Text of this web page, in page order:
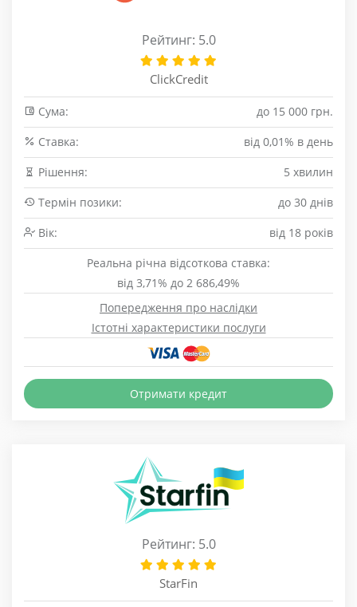
Рейтинг: 5.0
ClickCredit
Сума:
до 15 000 грн.
Cтавка:
від 0,01% в день
Рішення:
5 хвилин
Термін позики:
до 30 днів
Вік:
від 18 років
Реальна річна відсоткова ставка:
від 3,71% до 2 686,49%
Попередження про наслідки
Істотні характеристики послуги
Отримати кредит
Рейтинг: 5.0
StarFin